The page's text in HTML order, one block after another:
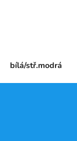
bílá/stř.modrá